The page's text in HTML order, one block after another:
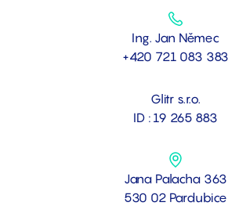
Ing. Jan Němec
+420 721 083 383
Glitr s.r.o.
ID : 19 265 883
Jana Palacha 363
530 02 Pardubice